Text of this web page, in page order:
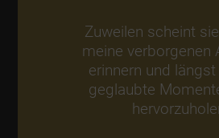
Zuweilen scheint
meine verborgenen
erinnern und
geglaubte